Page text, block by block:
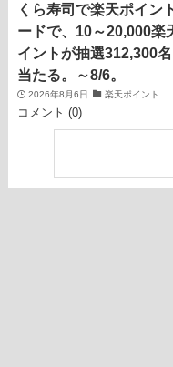
くら寿司で楽天ポイン
ードで、10～20,000楽
イントが抽選312,300
当たる。～8/6。
2026年8月6日 楽天ポイント
コメント (0)